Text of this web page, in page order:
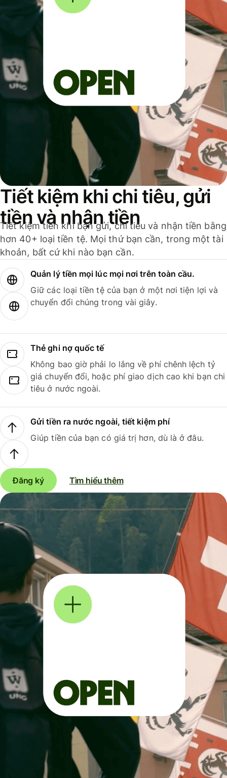
Tiết kiệm khi chi tiêu, gửi
tiền và nhận tiền
Tiết kiệm tiền khi bạn gửi, chi tiêu và nhận tiền bằng
hơn 40+ loại tiền tệ. Mọi thứ bạn cần, trong một tài
khoản, bất cứ khi nào bạn cần.
Quản lý tiền mọi lúc mọi nơi trên toàn cầu.
Giữ các loại tiền tệ của bạn ở một nơi tiện lợi và
chuyển đổi chúng trong vài giây.
Thẻ ghi nợ quốc tế
Không bao giờ phải lo lắng về phí chênh lệch tỷ
giá chuyển đổi, hoặc phí giao dịch cao khi bạn chi
tiêu ở nước ngoài.
Gửi tiền ra nước ngoài, tiết kiệm phí
Giúp tiền của bạn có giá trị hơn, dù là ở đâu.
Đăng ký Tìm hiểu thêm